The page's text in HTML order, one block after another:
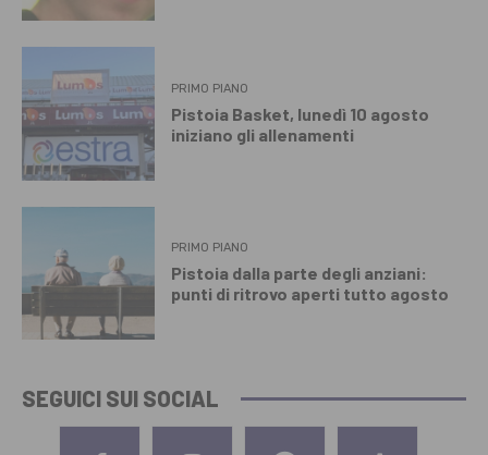
PRIMO PIANO
Pistoia Basket, lunedì 10 agosto
iniziano gli allenamenti
PRIMO PIANO
Pistoia dalla parte degli anziani:
punti di ritrovo aperti tutto agosto
SEGUICI SUI SOCIAL